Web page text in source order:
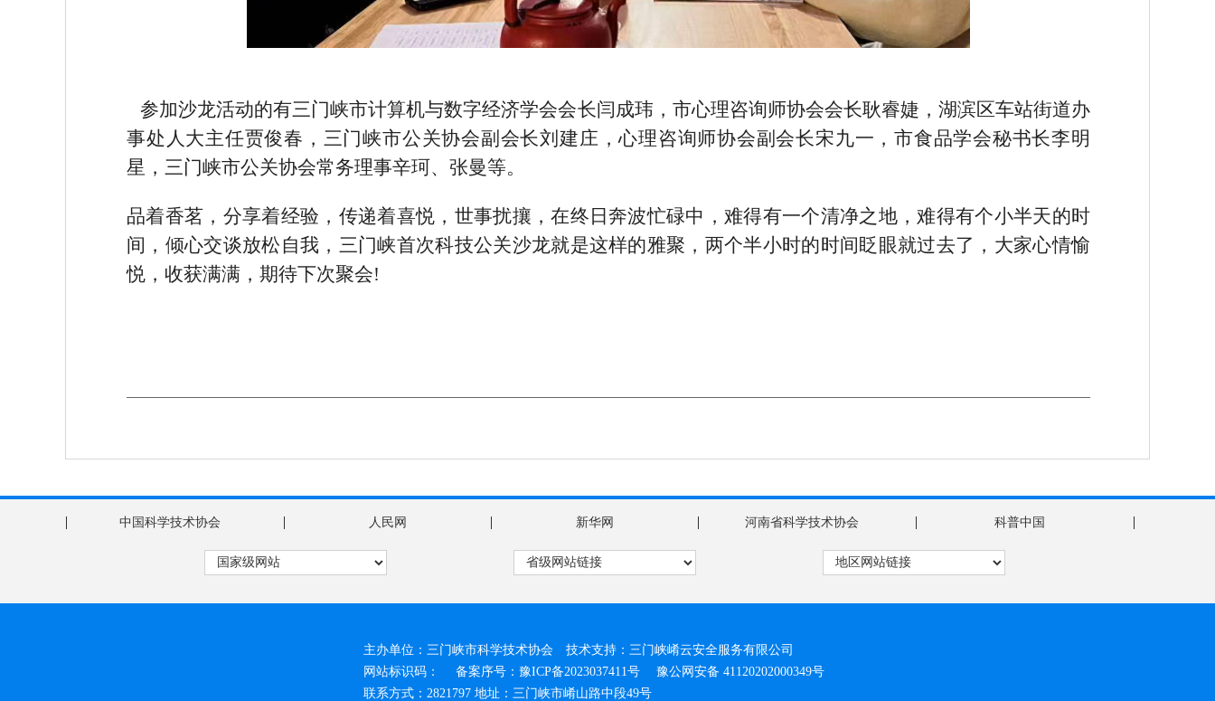
参加沙龙活动的有三门峡市计算机与数字经济学会会长闫成玮，市心理咨询师协会会长耿睿婕，湖滨区车站街道办
事处人大主任贾俊春，三门峡市公关协会副会长刘建庄，心理咨询师协会副会长宋九一，市食品学会秘书长李明
星，三门峡市公关协会常务理事辛珂、张曼等。
品着香茗，分享着经验，传递着喜悦，世事扰攘，在终日奔波忙碌中，难得有一个清净之地，难得有个小半天的时
间，倾心交谈放松自我，三门峡首次科技公关沙龙就是这样的雅聚，两个半小时的时间眨眼就过去了，大家心情愉
悦，收获满满，期待下次聚会!
| 中国科学技术协会 | 人民网 | 新华网 | 河南省科学技术协会 | 科普中国 |
主办单位：三门峡市科学技术协会 技术支持：三门峡崤云安全服务有限公司
网站标识码： 备案序号：豫ICP备2023037411号
豫公网安备 41120202000349号
联系方式：2821797 地址：三门峡市崤山路中段49号